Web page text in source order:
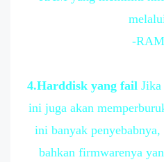
-
4.Harddisk yang fail
ini juga akan
ini banyak
bahkan firmwarenya